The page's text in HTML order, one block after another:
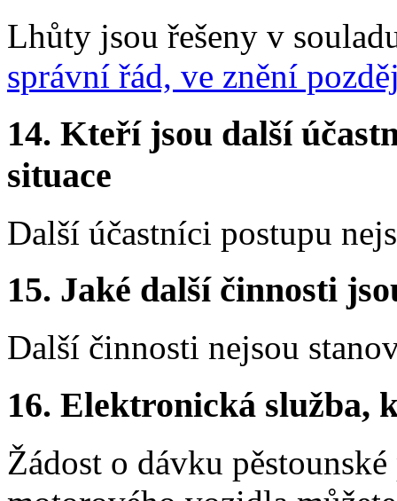
Lhůty jsou řešeny v
správní řád, ve znění
14. Kteří jsou další
situace
Další účastníci postupu
15. Jaké další činnosti
Další činnosti nejsou
16. Elektronická služba,
Žádost o dávku